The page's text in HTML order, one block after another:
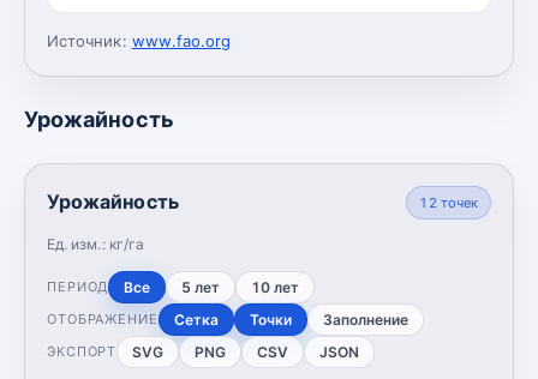
Источник: www.fao.org
Урожайность
Урожайность
Ед. изм.: кг/га
12 точек
ПЕРИОД Все 5 лет 10 лет
ОТОБРАЖЕНИЕ Сетка Точки Заполнение
ЭКСПОРТ SVG PNG CSV JSON